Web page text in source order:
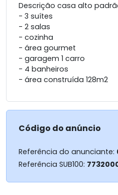
Descrição casa alto
- 3 suítes
- 2 salas
- cozinha
- área gourmet
- garagem 1 carro
- 4 banheiros
- área construída 128m2
Código do anúncio
Referência do anunciante:
Referência SUB100: